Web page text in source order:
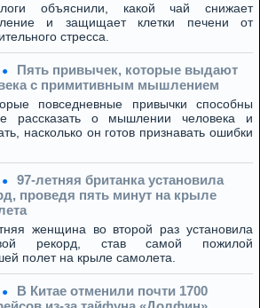
объяснили, какой чай снижает
и защищает клетки печени от
стресса.
Пять привычек, которые выдают
с примитивным мышлением
повседневные привычки способны
рассказать о мышлении человека и
насколько он готов признавать ошибки
97-летняя британка установила
проведя пять минут на крыле
женщина во второй раз установила
рекорд, став самой пожилой
полет на крыле самолета.
В Китае отменили почти 1700